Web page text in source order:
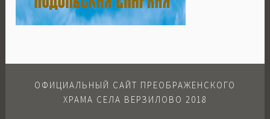
ОФИЦИАЛЬНЫЙ САЙТ ПРЕОБРАЖЕНСКОГО
ХРАМА СЕЛА ВЕРЗИЛОВО 2018